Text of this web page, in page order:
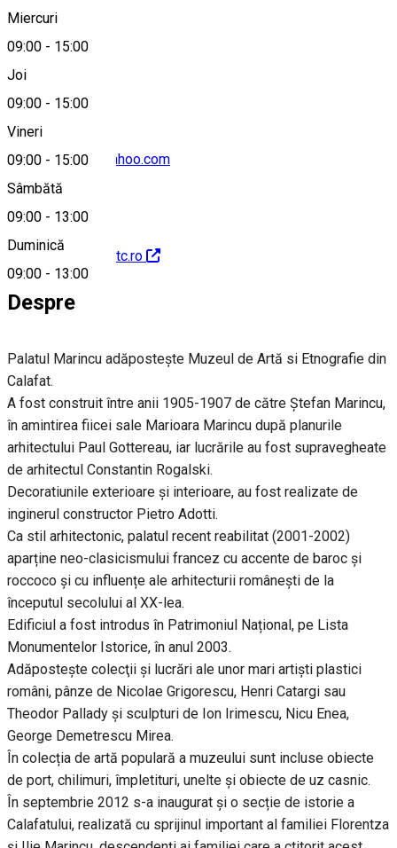
Miercuri
09:00 - 15:00
Joi
09:00 - 15:00
Vineri
09:00 - 15:00
Sâmbătă
09:00 - 13:00
Duminică
09:00 - 13:00
muzartcalafat@yahoo.com
http://www.muzartc.ro
Despre
Palatul Marincu adăpostește Muzeul de Artă si Etnografie din
Calafat.
A fost construit între anii 1905-1907 de către Ştefan Marincu,
în amintirea fiicei sale Marioara Marincu după planurile
arhitectului Paul Gottereau, iar lucrările au fost supravegheate
de arhitectul Constantin Rogalski.
Decoratiunile exterioare și interioare, au fost realizate de
inginerul constructor Pietro Adotti.
Ca stil arhitectonic, palatul recent reabilitat (2001-2002)
aparține neo-clasicismului francez cu accente de baroc și
roccoco și cu influențe ale arhitecturii românești de la
începutul secolului al XX-lea.
Edificiul a fost introdus în Patrimoniul Național, pe Lista
Monumentelor Istorice, în anul 2003.
Adăposteşte colecţii şi lucrări ale unor mari artişti plastici
români, pânze de Nicolae Grigorescu, Henri Catargi sau
Theodor Pallady și sculpturi de Ion Irimescu, Nicu Enea,
George Demetrescu Mirea.
În colecția de artă populară a muzeului sunt incluse obiecte
de port, chilimuri, împletituri, unelte și obiecte de uz casnic.
În septembrie 2012 s-a inaugurat și o secție de istorie a
Calafatului, realizată cu sprijinul important al familiei Florentza